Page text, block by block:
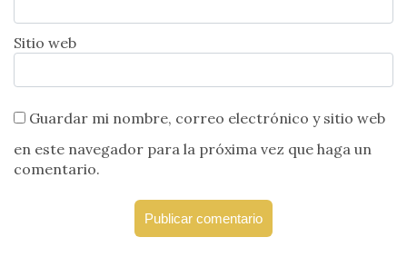
Sitio web
Guardar mi nombre, correo electrónico y sitio web
en este navegador para la próxima vez que haga un
comentario.